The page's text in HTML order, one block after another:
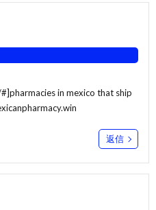
in mexico that ship
返信